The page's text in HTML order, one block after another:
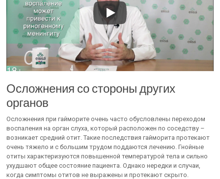
Осложнения со стороны других
органов
Осложнения при гайморите очень часто обусловлены переходом
воспаления на орган слуха, который расположен по соседству –
возникает средний отит. Такие последствия гайморита протекают
очень тяжело и с большим трудом поддаются лечению. Гнойные
отиты характеризуются повышенной температурой тела и сильно
ухудшают общее состояние пациента. Однако нередки и случаи,
когда симптомы отитов не выражены и протекают скрыто.